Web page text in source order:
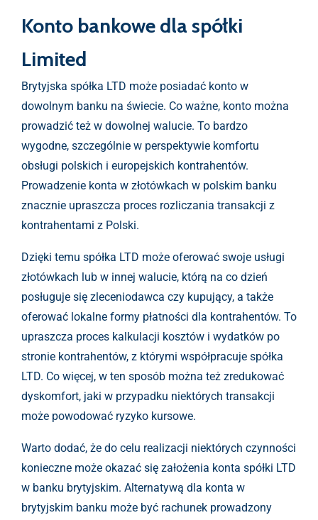
Konto bankowe dla spółki
Limited
Brytyjska spółka LTD może posiadać konto w
dowolnym banku na świecie. Co ważne, konto można
prowadzić też w dowolnej walucie. To bardzo
wygodne, szczególnie w perspektywie komfortu
obsługi polskich i europejskich kontrahentów.
Prowadzenie konta w złotówkach w polskim banku
znacznie upraszcza proces rozliczania transakcji z
kontrahentami z Polski.
Dzięki temu spółka LTD może oferować swoje usługi
złotówkach lub w innej walucie, którą na co dzień
posługuje się zleceniodawca czy kupujący, a także
oferować lokalne formy płatności dla kontrahentów. To
upraszcza proces kalkulacji kosztów i wydatków po
stronie kontrahentów, z którymi współpracuje spółka
LTD. Co więcej, w ten sposób można też zredukować
dyskomfort, jaki w przypadku niektórych transakcji
może powodować ryzyko kursowe.
Warto dodać, że do celu realizacji niektórych czynności
konieczne może okazać się założenia konta spółki LTD
w banku brytyjskim. Alternatywą dla konta w
brytyjskim banku może być rachunek prowadzony